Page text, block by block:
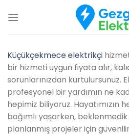
atla
Küçükçekmece elektrikçi
bir hizmeti uygun fiyata alır,
sorunlarınızdan kurtulursunuz.
profesyonel bir yardımın ne
hepimiz biliyoruz. Hayatımızın
bağımlı yaşarken,
planlanmış projeler için